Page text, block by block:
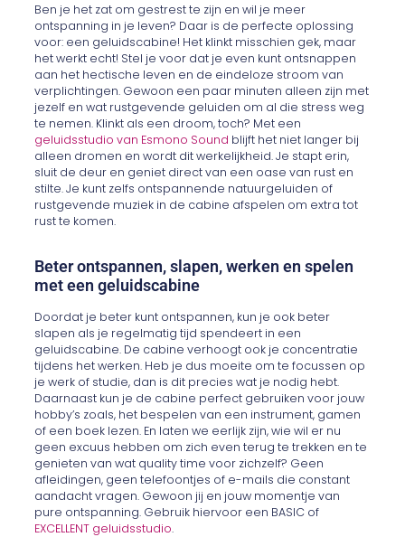
Ben je het zat om gestrest te zijn en wil je meer
ontspanning in je leven? Daar is de perfecte oplossing
voor: een geluidscabine! Het klinkt misschien gek, maar
het werkt echt! Stel je voor dat je even kunt ontsnappen
aan het hectische leven en de eindeloze stroom van
verplichtingen. Gewoon een paar minuten alleen zijn met
jezelf en wat rustgevende geluiden om al die stress weg
te nemen. Klinkt als een droom, toch? Met een
geluidsstudio van Esmono Sound blijft het niet langer bij
alleen dromen en wordt dit werkelijkheid. Je stapt erin,
sluit de deur en geniet direct van een oase van rust en
stilte. Je kunt zelfs ontspannende natuurgeluiden of
rustgevende muziek in de cabine afspelen om extra tot
rust te komen.
Beter ontspannen, slapen, werken en spelen
met een geluidscabine
Doordat je beter kunt ontspannen, kun je ook beter
slapen als je regelmatig tijd spendeert in een
geluidscabine. De cabine verhoogt ook je concentratie
tijdens het werken. Heb je dus moeite om te focussen op
je werk of studie, dan is dit precies wat je nodig hebt.
Daarnaast kun je de cabine perfect gebruiken voor jouw
hobby’s zoals, het bespelen van een instrument, gamen
of een boek lezen. En laten we eerlijk zijn, wie wil er nu
geen excuus hebben om zich even terug te trekken en te
genieten van wat quality time voor zichzelf? Geen
afleidingen, geen telefoontjes of e-mails die constant
aandacht vragen. Gewoon jij en jouw momentje van
pure ontspanning. Gebruik hiervoor een BASIC of
EXCELLENT geluidsstudio.